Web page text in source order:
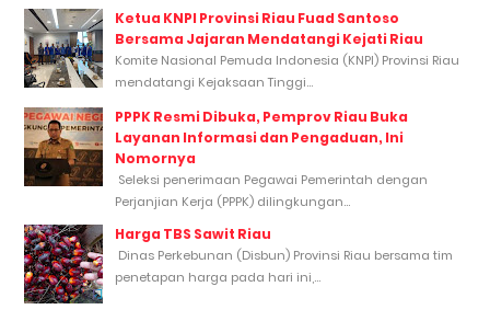
Ketua KNPI Provinsi Riau Fuad Santoso
Bersama Jajaran Mendatangi Kejati Riau
Komite Nasional Pemuda Indonesia (KNPI) Provinsi Riau
mendatangi Kejaksaan Tinggi...
PPPK Resmi Dibuka, Pemprov Riau Buka
Layanan Informasi dan Pengaduan, Ini
Nomornya
Seleksi penerimaan Pegawai Pemerintah dengan
Perjanjian Kerja (PPPK) dilingkungan...
Harga TBS Sawit Riau
Dinas Perkebunan (Disbun) Provinsi Riau bersama tim
penetapan harga pada hari ini,...